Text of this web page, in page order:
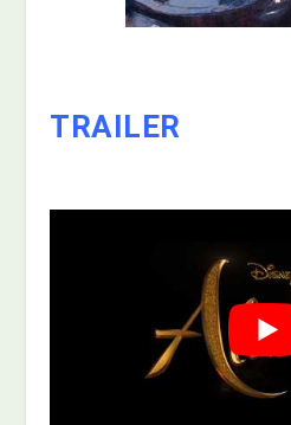
TRAILER